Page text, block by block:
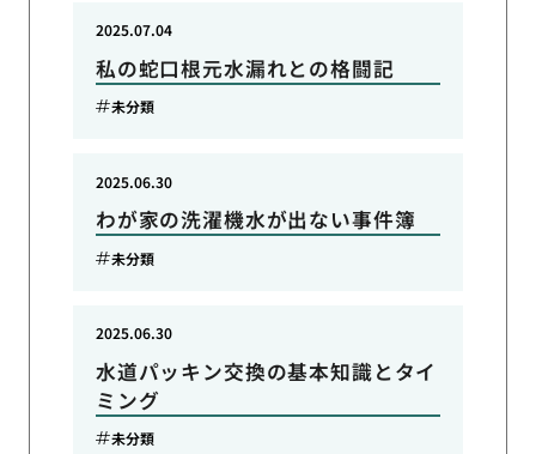
私の蛇口根元水漏れとの格闘記
2025.07.04
未分類
わが家の洗濯機水が出ない事件簿
2025.06.30
未分類
水道パッキン交換の基本知識とタイ
ミング
2025.06.30
未分類